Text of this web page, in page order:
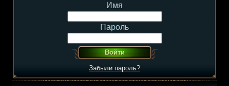
Имя
Пароль
Забыли пароль?